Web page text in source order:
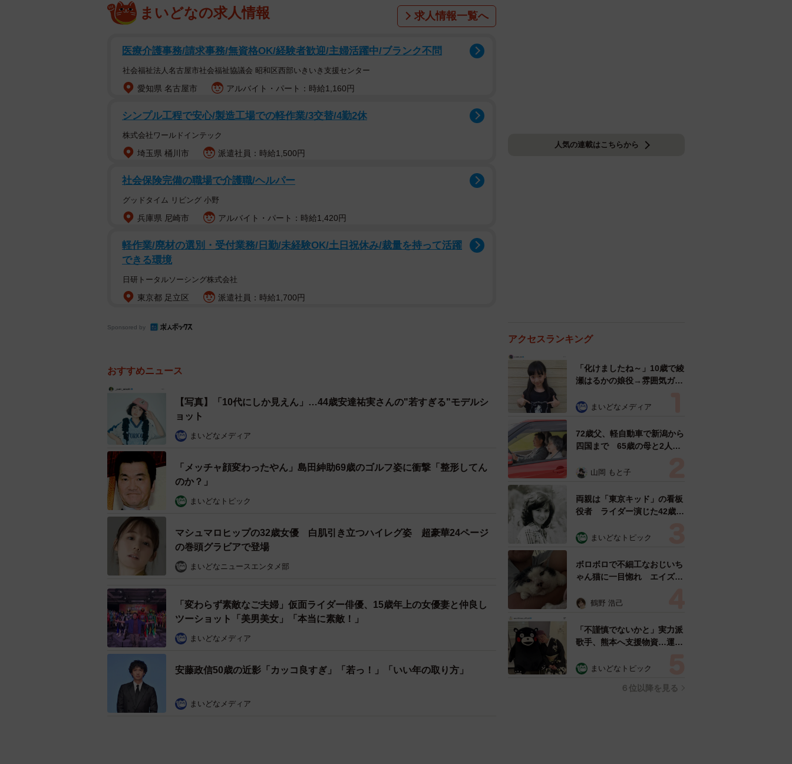
まいどなの求人情報 求人情報一覧へ
医療介護事務/請求事務/無資格OK/経験者歓迎/主婦活躍中/ブランク不問
社会福祉法人名古屋市社会福祉協議会 昭和区西部いきいき支援センター
愛知県 名古屋市 アルバイト・パート：時給1,160円
シンプル工程で安心/製造工場での軽作業/3交替/4勤2休
株式会社ワールドインテック
埼玉県 桶川市 派遣社員：時給1,500円
社会保険完備の職場で介護職/ヘルパー
グッドタイム リビング 小野
兵庫県 尼崎市 アルバイト・パート：時給1,420円
軽作業/廃材の選別・受付業務/日勤/未経験OK/土日祝休み/裁量を持って活躍
できる環境
日研トータルソーシング株式会社
東京都 足立区 派遣社員：時給1,700円
Sponsored by
おすすめニュース
【写真】「10代にしか見えん」…44歳安達祐実さんの"若すぎる"モデルシ
ョット
まいどなメディア
「メッチャ顔変わったやん」島田紳助69歳のゴルフ姿に衝撃「整形してん
のか？」
まいどなトピック
マシュマロヒップの32歳女優 白肌引き立つハイレグ姿 超豪華24ページ
の巻頭グラビアで登場
まいどなニュースエンタメ部
「変わらず素敵なご夫婦」仮面ライダー俳優、15歳年上の女優妻と仲良し
ツーショット「美男美女」「本当に素敵！」
まいどなメディア
安藤政信50歳の近影「カッコ良すぎ」「若っ！」「いい年の取り方」
まいどなメディア
人気の連載はこちらから
アクセスランキング
「化けましたね～」10歳で綾
瀬はるかの娘役→雰囲気ガラ
雰囲気が」「宝塚に入れそ
まいどなメディア
72歳父、軽自動車で新潟から
四国まで 65歳の母と2人で
憩まで分刻み… 「大学生で
山岡 もと子
両親は「東京キッド」の看板
役者 ライダー演じた42歳元
ングフォト」計画を明言
む」
まいどなトピック
ボロボロで不細工なおじいち
ゃん猫に一目惚れ エイズだ
暮らすと「おじ猫」だって可
鶴野 浩己
「不謹慎でないかと」実力派
歌手、熊本へ支援物資…運搬
めらい 「痛いほど伝わる」
まいどなトピック
６位以降を見る